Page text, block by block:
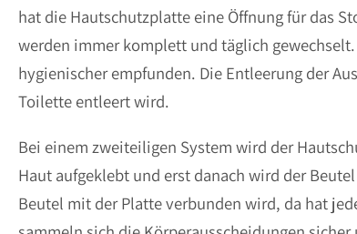
hat die Hautschutzplatte eine Öffnung für das
werden immer komplett und täglich
hygienischer empfunden. Die Entleerung der
Toilette entleert wird.
Bei einem zweiteiligen System wird der
Haut aufgeklebt und erst danach wird der
Beutel mit der Platte verbunden wird, da hat